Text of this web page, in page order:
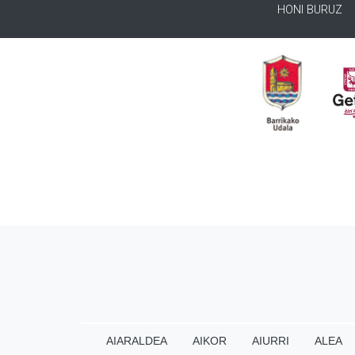
HONI BURUZ
AIARALDEA AIKOR AIURRI ALEA